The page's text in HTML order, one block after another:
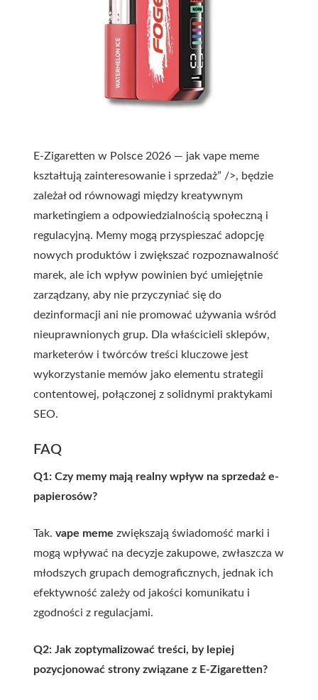
E-Zigaretten w Polsce 2026 — jak vape meme
kształtują zainteresowanie i sprzedaż” />, będzie
zależał od równowagi między kreatywnym
marketingiem a odpowiedzialnością społeczną i
regulacyjną. Memy mogą przyspieszać adopcję
nowych produktów i zwiększać rozpoznawalność
marek, ale ich wpływ powinien być umiejętnie
zarządzany, aby nie przyczyniać się do
dezinformacji ani nie promować używania wśród
nieuprawnionych grup. Dla właścicieli sklepów,
marketerów i twórców treści kluczowe jest
wykorzystanie memów jako elementu strategii
contentowej, połączonej z solidnymi praktykami
SEO.
FAQ
Q1: Czy memy mają realny wpływ na sprzedaż e-
papierosów?
Tak. vape meme zwiększają świadomość marki i
mogą wpływać na decyzje zakupowe, zwłaszcza w
młodszych grupach demograficznych, jednak ich
efektywność zależy od jakości komunikatu i
zgodności z regulacjami.
Q2: Jak zoptymalizować treści, by lepiej
pozycjonować strony związane z E-Zigaretten?